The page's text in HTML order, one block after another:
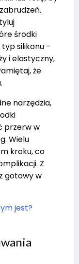
środki
silikonu –
i elastyczny,
że
narzędzia,
przerw w
Wielu
kroku, co
Z
gotowy w
jest?